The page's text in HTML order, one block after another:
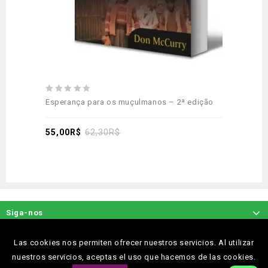
0
5
Esperança para os muçulmanos – 2ª edição
62,30R$
55,00 R$
Siga-nos
Las cookies nos permiten ofrecer nuestros servicios. Al utilizar
nuestros servicios, aceptas el uso que hacemos de las cookies.